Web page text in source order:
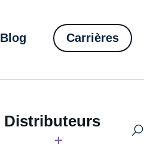
Blog Carrières
Distributeurs